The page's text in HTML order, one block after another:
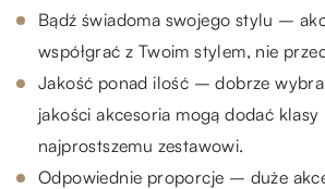
Bądź świadoma swojego stylu –
współgrać z Twoim stylem, nie
Jakość ponad ilość – dobrze
jakości akcesoria mogą dodać klasy
najprostszemu zestawowi.
Odpowiednie proporcje – duże